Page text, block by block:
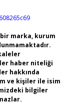
marka, kurum
haber niteliği
hakkında
ve kişiler ile isim
bilgiler